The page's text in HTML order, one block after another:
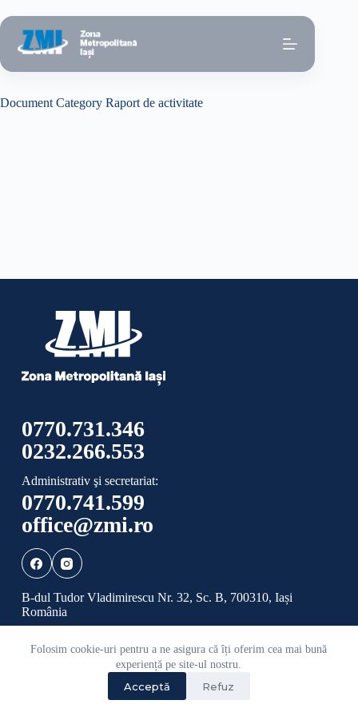
la
conținut
Folosim cookie-uri pentru a ne asigura că îți oferim cea mai bună
experiență pe site-ul nostru.
Acceptă Refuz
Document Category Raport de activitate
0770.731.346
0232.266.553
Administrativ şi secretariat:
0770.741.599
office@zmi.ro
B-dul Tudor Vladimirescu Nr. 32, Sc. B, 700310, Iași
România
2026 Toate drepturile rezervate ADI ZONA
METROPOLITANĂ IAȘI.
Politică de confidențialitate